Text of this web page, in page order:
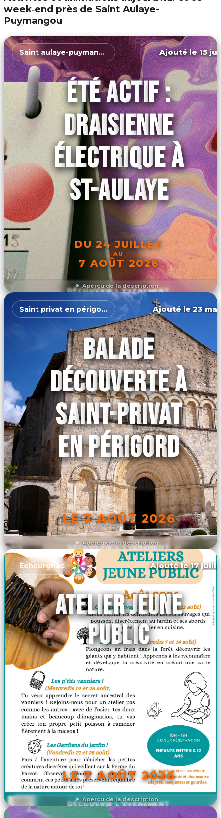
week‑end près de Saint Aulaye-
Puymangou
Aperçu de la description
Saint aulaye-puymangou Ajouté le 15
ÉTÉ ACTIF :
DRAISIENNE
ÉLECTRIQUE À
ST-AULAYE
DU 24 JUILLET
AU
7 AOÛT 2026
DÉCOUVRIR L'ÉVÉNEMENT
Aperçu de la description
Saint privat en périgord Ajouté le 23
BALADE
DÉCOUVERTE À
SAINT-PRIVAT
EN PÉRIGORD
LE 7 AOÛT 2026
DÉCOUVRIR L'ÉVÉNEMENT
Aperçu de la description
Échourgnac Ajouté le 17
ATELIER JEUNE
PUBLIC
LE 7 AOÛT 2026
DÉCOUVRIR L'ÉVÉNEMENT